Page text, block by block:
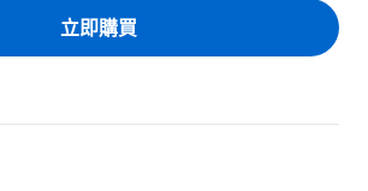
立即購買